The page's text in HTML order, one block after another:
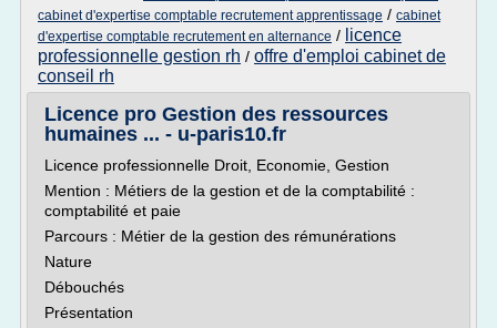
cabinet d'expertise comptable recrutement apprentissage / cabinet
d'expertise comptable recrutement en alternance / licence
professionnelle gestion rh / offre d'emploi cabinet de
conseil rh
Licence pro Gestion des ressources
humaines ... - u-paris10.fr
Licence professionnelle Droit, Economie, Gestion
Mention : Métiers de la gestion et de la comptabilité :
comptabilité et paie
Parcours : Métier de la gestion des rémunérations
Nature
Débouchés
Présentation